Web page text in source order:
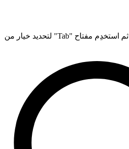
ابدأ الكتابة في مربع البحث، ثم استخدِم مفتاح "Tab" لتحديد خيار من